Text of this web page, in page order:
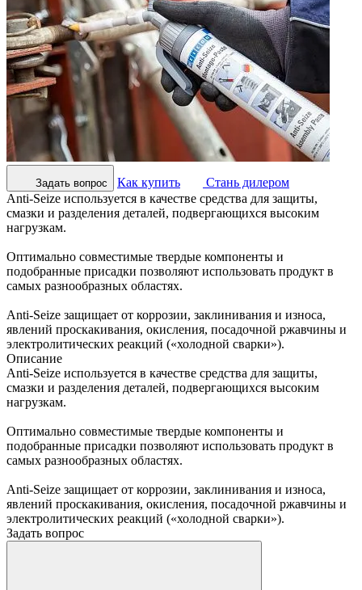
Задать вопрос Как купить
Стань дилером
Anti-Seize используется в качестве средства для защиты,
смазки и разделения деталей, подвергающихся высоким
нагрузкам.
Оптимально совместимые твердые компоненты и
подобранные присадки позволяют использовать продукт в
самых разнообразных областях.
Anti-Seize защищает от коррозии, заклинивания и износа,
явлений проскакивания, окисления, посадочной ржавчины и
электролитических реакций («холодной сварки»).
Описание
Anti-Seize используется в качестве средства для защиты,
смазки и разделения деталей, подвергающихся высоким
нагрузкам.
Оптимально совместимые твердые компоненты и
подобранные присадки позволяют использовать продукт в
самых разнообразных областях.
Anti-Seize защищает от коррозии, заклинивания и износа,
явлений проскакивания, окисления, посадочной ржавчины и
электролитических реакций («холодной сварки»).
Задать вопрос